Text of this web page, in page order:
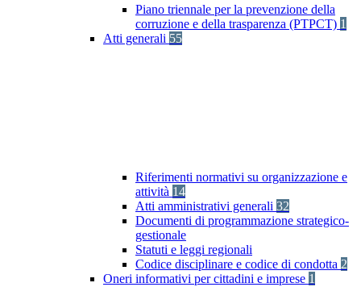
Piano triennale per la prevenzione della
corruzione e della trasparenza (PTPCT) 1
Atti generali 55
Riferimenti normativi su organizzazione e
attività 14
Atti amministrativi generali 32
Documenti di programmazione strategico-
gestionale
Statuti e leggi regionali
Codice disciplinare e codice di condotta 2
Oneri informativi per cittadini e imprese 1